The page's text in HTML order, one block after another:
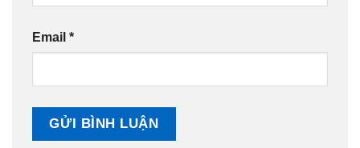
Email *